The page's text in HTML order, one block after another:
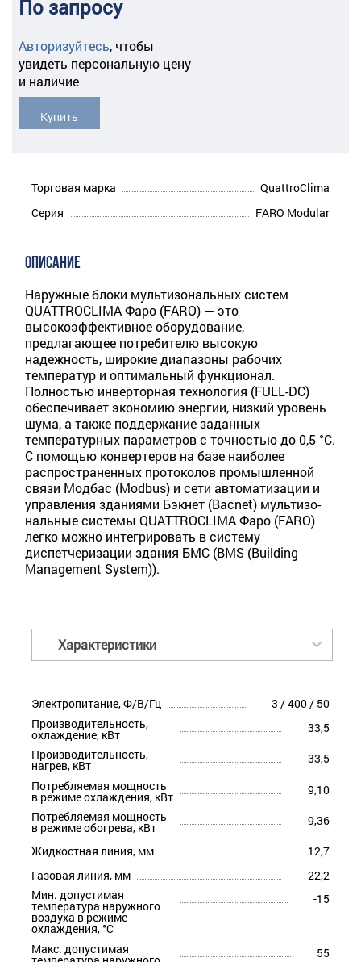
По запросу
Авторизуйтесь, чтобы
увидеть персональную цену
и наличие
Купить
Торговая марка
QuattroClima
Серия
FARO Modular
ОПИСАНИЕ
Наружные блоки мультизональных систем
QUATTROCLIMA Фаро (FARO) — это
высокоэффективное оборудо­вание,
предлагающее потребителю высокую
надежность, широкие диапазоны рабочих
температур и оптимальный функционал.
Полностью инверторная технология (FULL-DC)
обеспечивает экономию энергии, низкий уровень
шума, а также поддержание заданных
температурных параметров с точностью до 0,5 °С.
С помощью конвертеров на базе наиболее
распространенных протоколов промышленной
связи Модбас (Modbus) и сети автоматизации и
управления зданиями Бэкнет (Bacnet) мультизо­
нальные системы QUATTROCLIMA Фаро (FARO)
легко можно интегрировать в систему
диспетчеризации здания БМС (BMS (Building
Management System)).
Характеристики
Электропитание, Ф/В/Гц
3 / 400 / 50
Производительность,
охлаждение, кВт
33,5
Производительность,
нагрев, кВт
33,5
Потребляемая мощность
в режиме охлаждения, кВт
9,10
Потребляемая мощность
в режиме обогрева, кВт 9,36
Жидкостная линия, мм
12,7
Газовая линия, мм
22,2
Мин. допустимая
температура наружного
воздуха в режиме
охлаждения, °С
-15
Макс. допустимая 55